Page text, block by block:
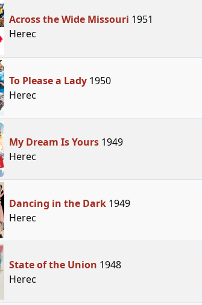
Across the Wide Missouri 1951
Herec
To Please a Lady1950
Herec
My Dream Is Yours1949
Herec
Dancing in the Dark1949
Herec
State of the Union 1948
Herec